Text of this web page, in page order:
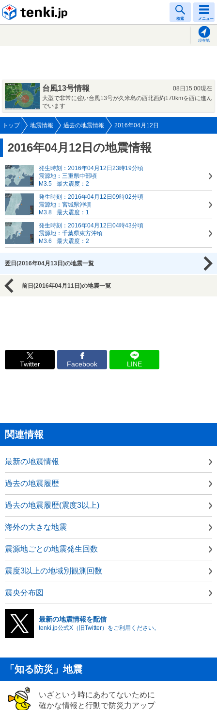
検索 メニュー
現在地
台風13号情報
08日15:00現在
大型で非常に強い台風13号が久米島の西北西約170kmを西に進ん
でいます
トップ 地震情報 過去の地震情報 2016年04月12日
2016年04月12日の地震情報
発生時刻：2016年04月12日23時19分頃
震源地：三重県中部頃
M3.5
最大震度：2
発生時刻：2016年04月12日09時02分頃
震源地：宮城県沖頃
M3.8
最大震度：1
発生時刻：2016年04月12日04時43分頃
震源地：千葉県東方沖頃
M3.6
最大震度：2
翌日(2016年04月13日)の地震一覧
前日(2016年04月11日)の地震一覧
Twitter Facebook LINE
関連情報
最新の地震情報
過去の地震履歴
過去の地震履歴(震度3以上)
海外の大きな地震
震源地ごとの地震発生回数
震度3以上の地域別観測回数
震央分布図
最新の地震情報を配信
tenki.jp公式X（旧Twitter）をご利用ください。
「知る防災」地震
いざという時にあわてないために
確かな情報と行動で防災力アップ